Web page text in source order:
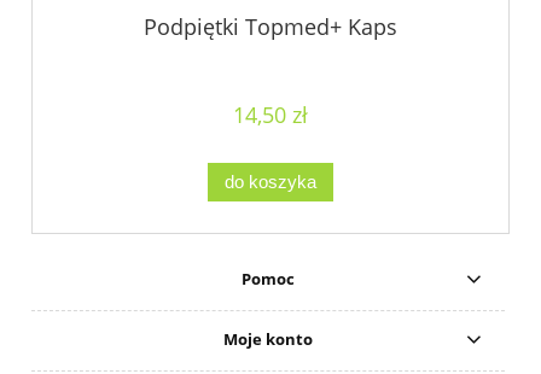
Podpiętki Topmed+ Kaps
14,50 zł
do koszyka
Pomoc
Moje konto